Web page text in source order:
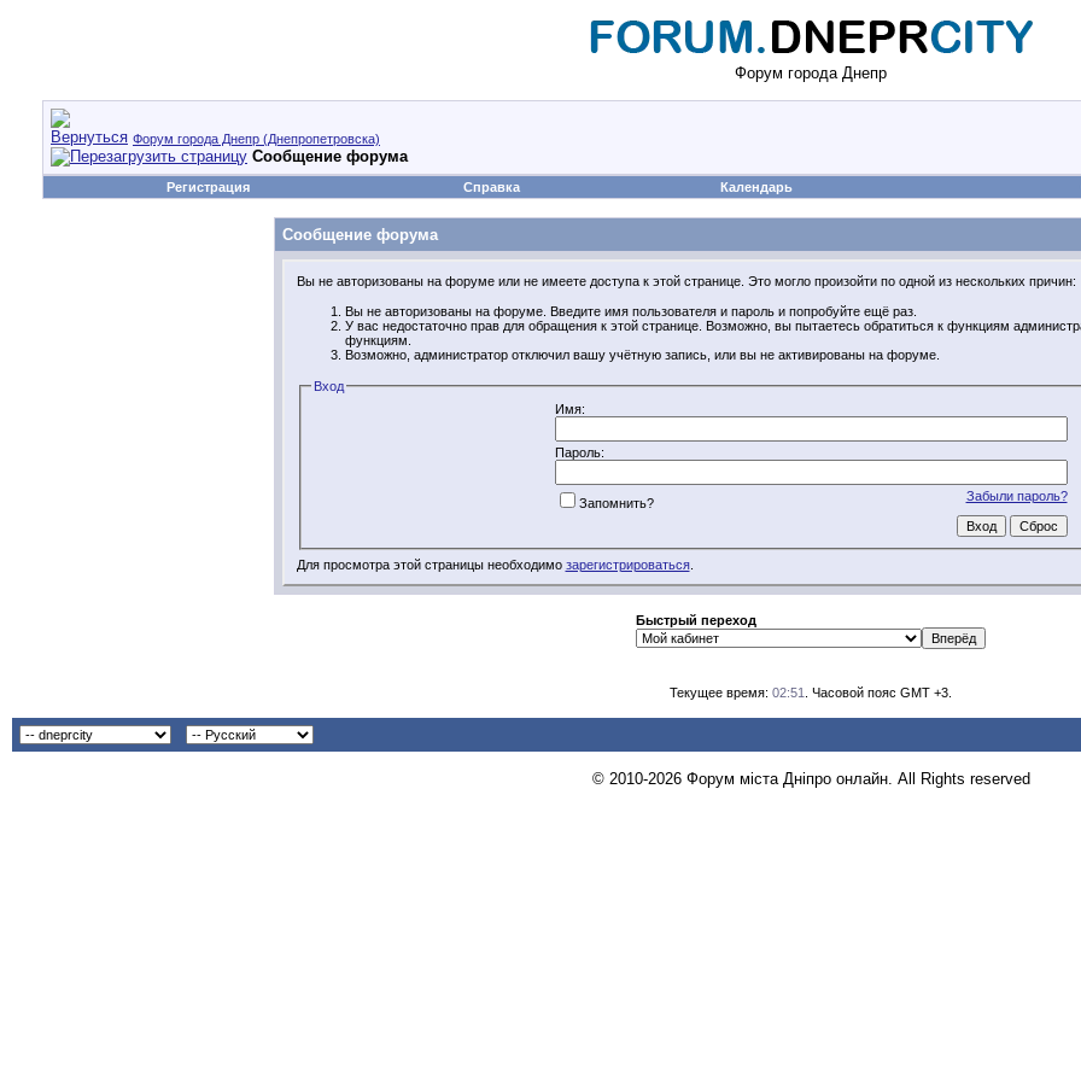
Форум города Днепр
Форум города Днепр (Днепропетровска)
Сообщение форума
Регистрация Справка Календарь
Сообщение форума
Вы не авторизованы на форуме или не имеете доступа к этой странице. Это могло произойти по одной из нескольких причин:
Вы не авторизованы на форуме. Введите имя пользователя и пароль и попробуйте ещё раз.
У вас недостаточно прав для обращения к этой странице. Возможно, вы пытаетесь обратиться к функциям
функциям.
Возможно, администратор отключил вашу учётную запись, или вы не активированы на форуме.
Вход
Имя:
Пароль:
Забыли пароль?
Запомнить?
Для просмотра этой страницы необходимо зарегистрироваться.
Быстрый переход
Текущее время: 02:51 . Часовой пояс GMT +3.
© 2010-2026 Форум міста Дніпро онлайн. All Rights reserved